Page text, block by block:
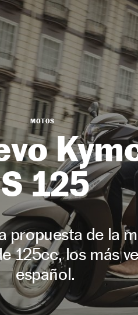
MOTOS
S 125
propuesta de la
125cc, los más
español.